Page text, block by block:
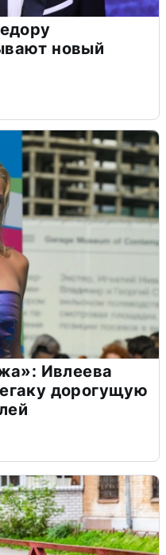
новый
Ивлеева
дорогущую